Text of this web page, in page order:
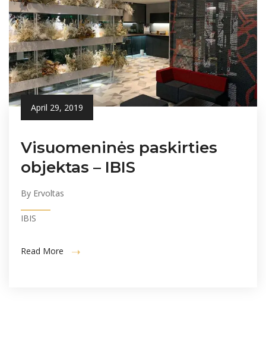
April 29, 2019
Visuomeninės paskirties
objektas – IBIS
By Ervoltas
IBIS
Read More